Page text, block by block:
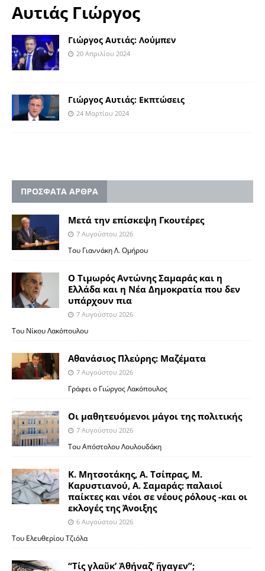
Αυτιάς Γιώργος
Γιώργος Αυτιάς: Λούμπεν
20 Απριλίου 2024
Γιώργος Αυτιάς: Εκπτώσεις
24 Μαρτίου 2024
ΠΡΟΣΦΑΤΑ ΑΡΘΡΑ
Μετά την επίσκεψη Γκουτέρες
7 Αυγούστου 2026
Του Γιαννάκη Λ. Ομήρου
Ο Τιμωρός Αντώνης Σαμαράς και η
Ελλάδα και η Νέα Δημοκρατία που δεν
υπάρχουν πια
7 Αυγούστου 2026
Του Νίκου Λακόπουλου
Αθανάσιος Πλεύρης: Μαζέματα
7 Αυγούστου 2026
Γράφει ο Γιώργος Λακόπουλος
Οι μαθητευόμενοι μάγοι της πολιτικής
7 Αυγούστου 2026
Του Απόστολου Λουλουδάκη
Κ. Μητσοτάκης, Α. Τσίπρας, Μ.
Καρυστιανού, Α. Σαμαράς: παλαιοί
παίκτες και νέοι σε νέους ρόλους -και οι
εκλογές της Άνοιξης
6 Αυγούστου 2026
Του Ελευθερίου Τζιόλα
“Τίς γλαῦκ’ Ἀθήναζ’ ἤγαγεν”;